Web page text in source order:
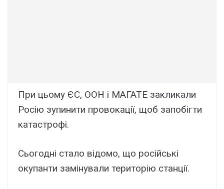
При цьому ЄС, ООН і МАГАТЕ закликали
Росію зупинити провокації, щоб запобігти
катастрофі.
Сьогодні стало відомо, що російські
окупанти замінували територію станції.